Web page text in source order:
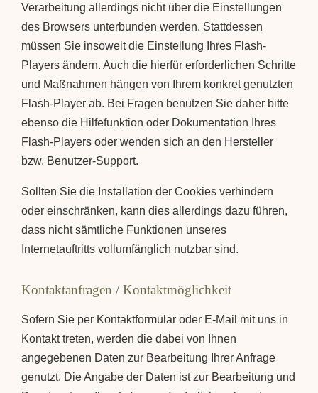
Verarbeitung allerdings nicht über die Einstellungen
des Browsers unterbunden werden. Stattdessen
müssen Sie insoweit die Einstellung Ihres Flash-
Players ändern. Auch die hierfür erforderlichen Schritte
und Maßnahmen hängen von Ihrem konkret genutzten
Flash-Player ab. Bei Fragen benutzen Sie daher bitte
ebenso die Hilfefunktion oder Dokumentation Ihres
Flash-Players oder wenden sich an den Hersteller
bzw. Benutzer-Support.
Sollten Sie die Installation der Cookies verhindern
oder einschränken, kann dies allerdings dazu führen,
dass nicht sämtliche Funktionen unseres
Internetauftritts vollumfänglich nutzbar sind.
Kontaktanfragen / Kontaktmöglichkeit
Sofern Sie per Kontaktformular oder E-Mail mit uns in
Kontakt treten, werden die dabei von Ihnen
angegebenen Daten zur Bearbeitung Ihrer Anfrage
genutzt. Die Angabe der Daten ist zur Bearbeitung und